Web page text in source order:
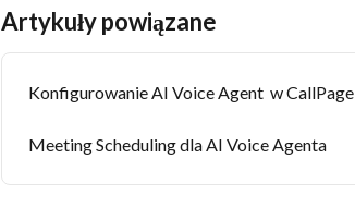
Artykuły powiązane
Konfigurowanie AI Voice Agent  w CallPage
Meeting Scheduling dla AI Voice Agenta